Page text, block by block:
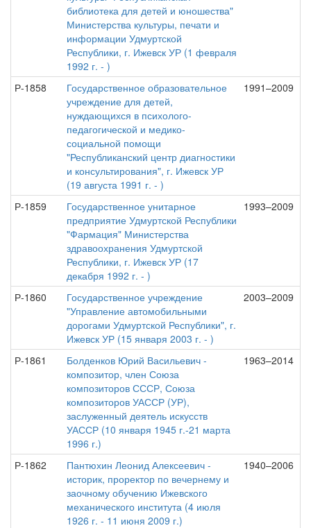
библиотека для детей и юношества"
Министерства культуры, печати и
информации Удмуртской
Республики, г. Ижевск УР (1 февраля
1992 г. - )
Р-1858
Государственное образовательное
учреждение для детей,
нуждающихся в психолого-
педагогической и медико-
социальной помощи
"Республиканский центр диагностики
и консультирования", г. Ижевск УР
(19 августа 1991 г. - )
1991–2009
Р-1859
Государственное унитарное
предприятие Удмуртской Республики
"Фармация" Министерства
здравоохранения Удмуртской
Республики, г. Ижевск УР (17
декабря 1992 г. - )
1993–2009
Р-1860
Государственное учреждение
"Управление автомобильными
дорогами Удмуртской Республики", г.
Ижевск УР (15 января 2003 г. - )
2003–2009
Р-1861
Болденков Юрий Васильевич -
композитор, член Союза
композиторов СССР, Союза
композиторов УАССР (УР),
заслуженный деятель искусств
УАССР (10 января 1945 г.-21 марта
1996 г.)
1963–2014
Р-1862
Пантюхин Леонид Алексеевич -
историк, проректор по вечернему и
заочному обучению Ижевского
механического института (4 июля
1926 г. - 11 июня 2009 г.)
1940–2006